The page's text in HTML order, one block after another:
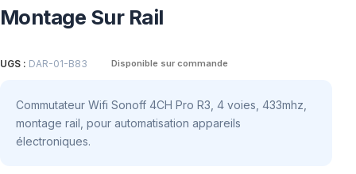
Montage Sur Rail
UGS : DAR-01-B83 Disponible sur commande
Commutateur Wifi Sonoff 4CH Pro R3, 4 voies, 433mhz,
montage rail, pour automatisation appareils
électroniques.